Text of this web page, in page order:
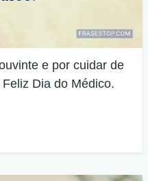
e por cuidar de
Dia do Médico.